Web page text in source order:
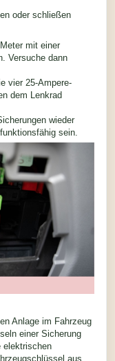
oder schließen
mit einer
Versuche dann
vier 25-Ampere-
dem Lenkrad
wieder
sein.
Anlage im Fahrzeug
einer Sicherung
elektrischen
aus